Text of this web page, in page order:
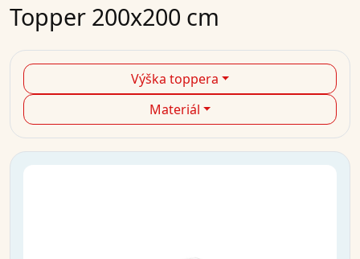
Topper 200x200 cm
Výška toppera
Materiál